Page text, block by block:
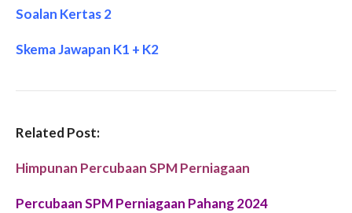
Soalan Kertas 2
Skema Jawapan K1 + K2
Related Post:
Himpunan Percubaan SPM Perniagaan
Percubaan SPM Perniagaan Pahang 2024